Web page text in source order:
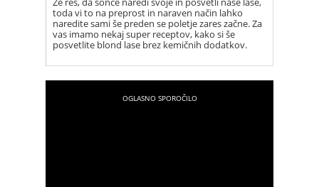
toda vi to na preprost in naraven način lahko
naredite sami še preden se poletje zares začne. Za
vas imamo nekaj super receptov, kako si še
posvetlite blond lase brez kemičnih dodatkov.